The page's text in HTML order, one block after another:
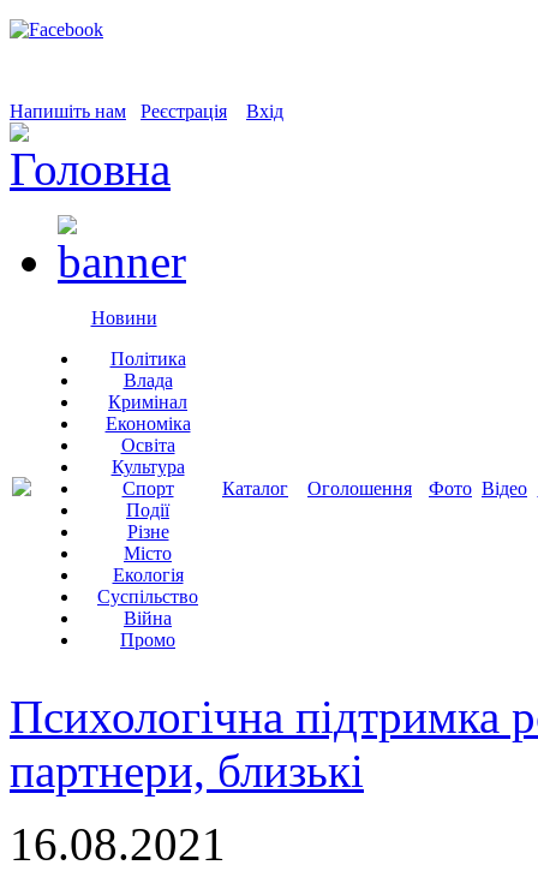
Напишіть нам Реєстрація Вхід
Новини
Політика
Влада
Кримінал
Економіка
Освіта
Культура
Спорт
Події
Різне
Місто
Екологія
Суспільство
Війна
Промо
Каталог Оголошення Фото Відео
Психологічна підтримка
партнери, близькі
16.08.2021